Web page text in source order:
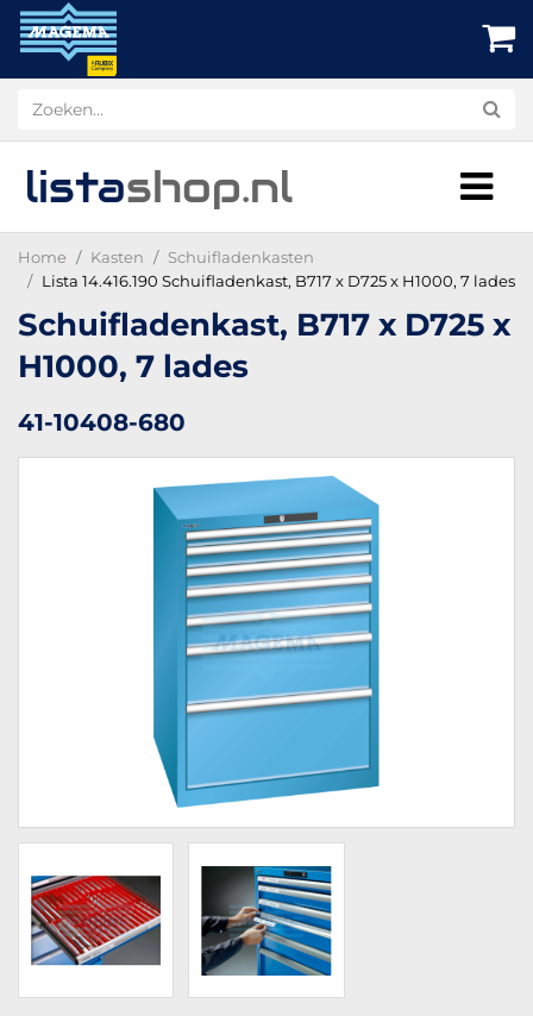
listashop.nl
Home Kasten
Schuifladenkasten
Lista 14.416.190 Schuifladenkast, B717 x D725 x H1000, 7 lades
Schuifladenkast, B717 x D725 x
H1000, 7 lades
41-10408-680